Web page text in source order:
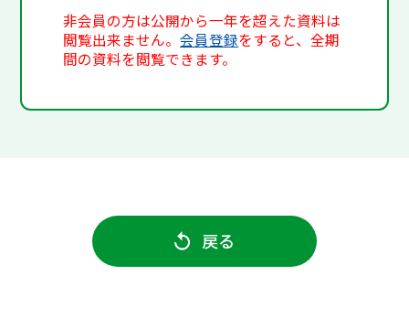
非会員の方は公開から一年を超えた資料は
閲覧出来ません。会員登録をすると、全期
間の資料を閲覧できます。
戻る